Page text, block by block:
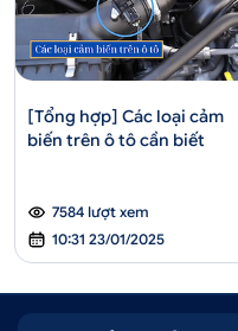
[Tổng hợp] Các loại cảm
biến trên ô tô cần biết
7584 lượt xem
10:31 23/01/2025